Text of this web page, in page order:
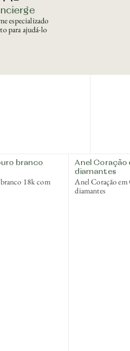
especializado
para ajudá-lo
branco
18k com
Anel Coração
diamantes
Anel Coração
diamantes